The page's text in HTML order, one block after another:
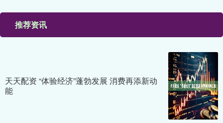
推荐资讯
天天配资 “体验经济”蓬勃发展 消费再添新动
能